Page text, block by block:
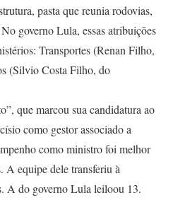
pasta que reunia rodovias,
governo Lula, essas atribuições
Transportes (Renan Filho,
(Silvio Costa Filho, do
que marcou sua candidatura ao
como gestor associado a
como ministro foi melhor
A equipe dele transferiu à
A do governo Lula leiloou 13.